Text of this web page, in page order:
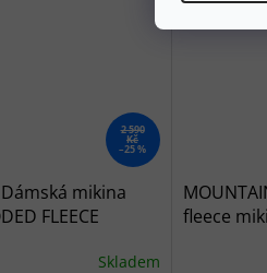
2 590
Kč
–25 %
Dámská mikina
FLEECE
Skladem
fleece